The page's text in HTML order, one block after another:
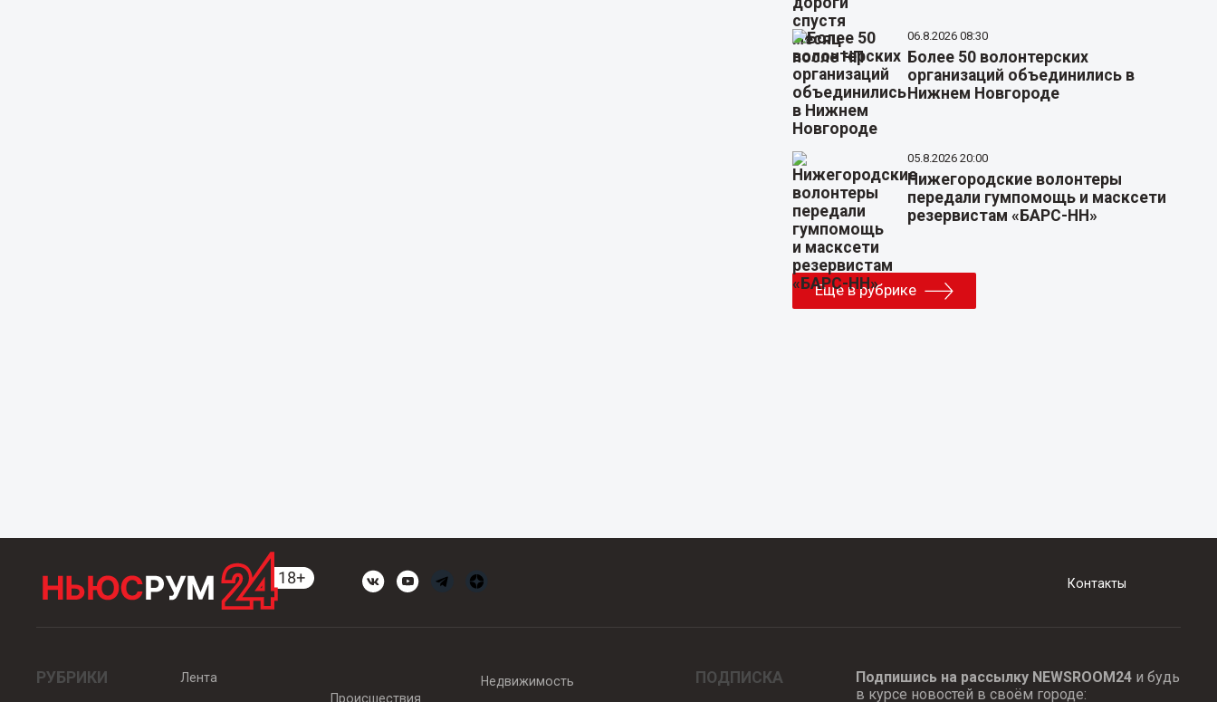
06.8.2026 08:30
Более 50 волонтерских
организаций объединились в
Нижнем Новгороде
05.8.2026 20:00
Нижегородские волонтеры
передали гумпомощь и масксети
резервистам «БАРС-НН»
Еще в рубрике
Контакты
РУБРИКИ
Лента
Происшествия
Недвижимость ПОДПИСКА Подпишись на рассылку NEWSROOM24и будь
в курсе новостей в своём городе: